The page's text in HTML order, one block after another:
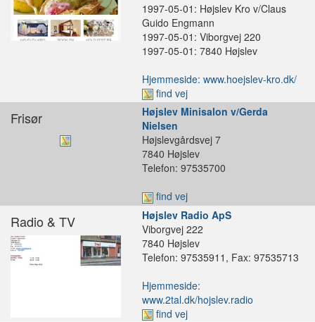
1997-05-01: Højslev Kro v/Claus
Guido Engmann
1997-05-01: Viborgvej 220
1997-05-01: 7840 Højslev
Hjemmeside: www.hoejslev-kro.dk/
find vej
Frisør
Højslev Minisalon v/Gerda
Nielsen
Højslevgårdsvej 7
7840 Højslev
Telefon: 97535700
find vej
Radio & TV
Højslev Radio ApS
Viborgvej 222
7840 Højslev
Telefon: 97535911, Fax: 97535713
Hjemmeside:
www.2tal.dk/hojslev.radio
find vej